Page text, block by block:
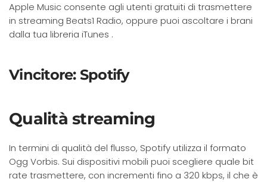
Apple Music consente agli utenti gratuiti di trasmettere
in streaming Beats1 Radio, oppure puoi ascoltare i brani
dalla tua libreria iTunes .
Vincitore: Spotify
Qualità streaming
In termini di qualità del flusso, Spotify utilizza il formato
Ogg Vorbis. Sui dispositivi mobili puoi scegliere quale bit
rate trasmettere, con incrementi fino a 320 kbps, il che è